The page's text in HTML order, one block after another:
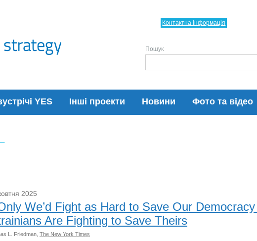
YES Інші проекти Новини Фото та відео
Контактна інформація
Пошук
2025
We’d Fight as Hard to Save Our
Are Fighting to Save Theirs
L. Friedman, The New York Times